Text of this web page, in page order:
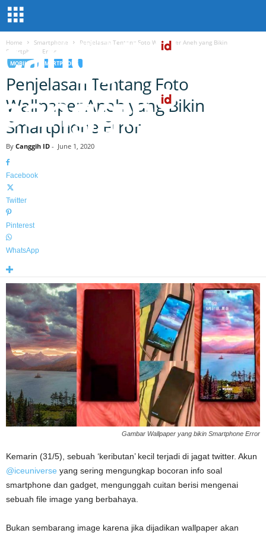
Home Smartphone
Penjelasan Tentang Foto Wallpaper Aneh yang Bikin
Smartphone Error
MOBILE SMARTPHONE
Penjelasan Tentang Foto
Wallpaper Aneh yang Bikin
Smartphone Error
By Canggih ID - June 1, 2020
Facebook
Twitter
Pinterest
WhatsApp
Gambar Wallpaper yang bikin Smartphone Error
Kemarin (31/5), sebuah ‘keributan’ kecil terjadi di jagat twitter. Akun
@iceuniverse yang sering mengungkap bocoran info soal
smartphone dan gadget, mengunggah cuitan berisi mengenai
sebuah file image yang berbahaya.
Bukan sembarang image karena jika dijadikan wallpaper akan